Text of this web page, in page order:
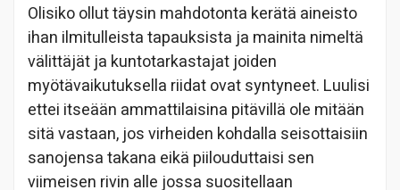
Olisiko ollut täysin mahdotonta kerätä aineisto
ihan ilmitulleista tapauksista ja mainita nimeltä
välittäjät ja kuntotarkastajat joiden
myötävaikutuksella riidat ovat syntyneet. Luulisi
ettei itseään ammattilaisina pitävillä ole mitään
sitä vastaan, jos virheiden kohdalla seisottaisiin
sanojensa takana eikä piilouduttaisi sen
viimeisen rivin alle jossa suositellaan